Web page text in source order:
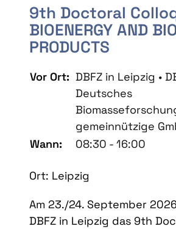
9th Doctoral
BIOENERGY AND
PRODUCTS
Vor Ort: DBFZ in Leipzig •
Deutsches
gemeinnützige
Wann:
08:30 - 16:00
Ort: Leipzig
Am 23./24. September
DBFZ in Leipzig das 9th